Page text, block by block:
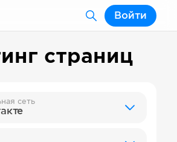
Войти
страниц
сеть